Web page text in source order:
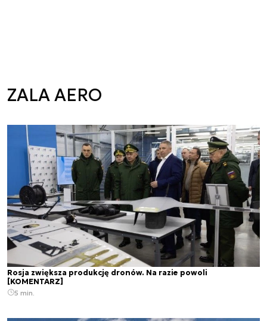
ZALA AERO
Rosja zwiększa produkcję dronów. Na razie powoli
[KOMENTARZ]
5 min.